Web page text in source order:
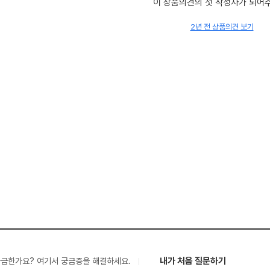
이 상품의견의 첫 작성자가 되어
2년 전 상품의견 보기
한가요? 여기서 궁금증을 해결하세요. 내가 처음 질문하기